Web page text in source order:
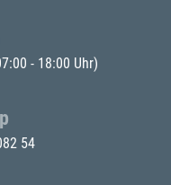
- 18:00 Uhr)
54